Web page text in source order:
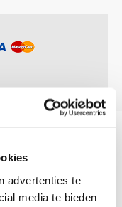
advertenties te
media te bieden